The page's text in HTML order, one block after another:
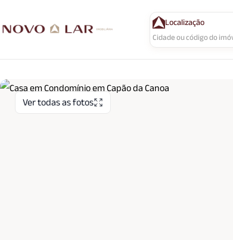
Localização
Ver todas as fotos